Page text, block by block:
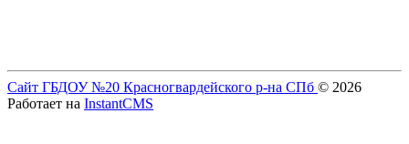
Сайт ГБДОУ №20 Красногвардейского р-на СПб © 2026
Работает на InstantCMS